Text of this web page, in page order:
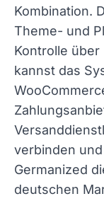
Kombination.
Theme- und
Kontrolle über
kannst das
verbinden
Germanized
deutschen